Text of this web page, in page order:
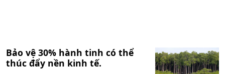
Bảo vệ 30% hành tinh có thể
thúc đẩy nền kinh tế.